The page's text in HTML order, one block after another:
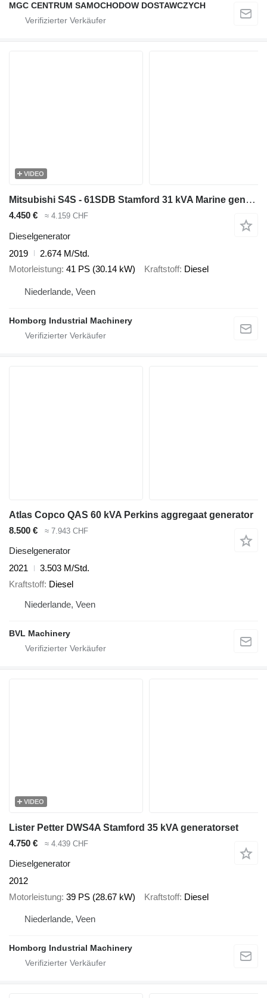
MGC CENTRUM SAMOCHODOW DOSTAWCZYCH
VIDEO
Mitsubishi S4S - 61SDB Stamford 31 kVA Marine generatorset
4.450 € ≈ 4.159 CHF
Dieselgenerator
2019
2.674 M/Std.
Motorleistung 41 PS (30.14 kW) Kraftstoff Diesel
Niederlande, Veen
Homborg Industrial Machinery
Atlas Copco QAS 60 kVA Perkins aggregaat generator
8.500 €
≈ 7.943 CHF
Dieselgenerator
2021
3.503 M/Std.
Kraftstoff Diesel
Niederlande, Veen
BVL Machinery
VIDEO
Lister Petter DWS4A Stamford 35 kVA generatorset
4.750 €
≈ 4.439 CHF
Dieselgenerator
2012
Motorleistung 39 PS (28.67 kW) Kraftstoff Diesel
Niederlande, Veen
Homborg Industrial Machinery